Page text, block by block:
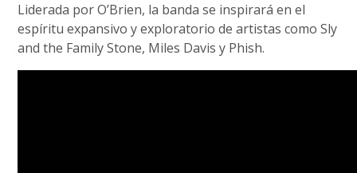
Liderada por O’Brien, la banda se inspirará en el
espíritu expansivo y exploratorio de artistas como Sly
and the Family Stone, Miles Davis y Phish.